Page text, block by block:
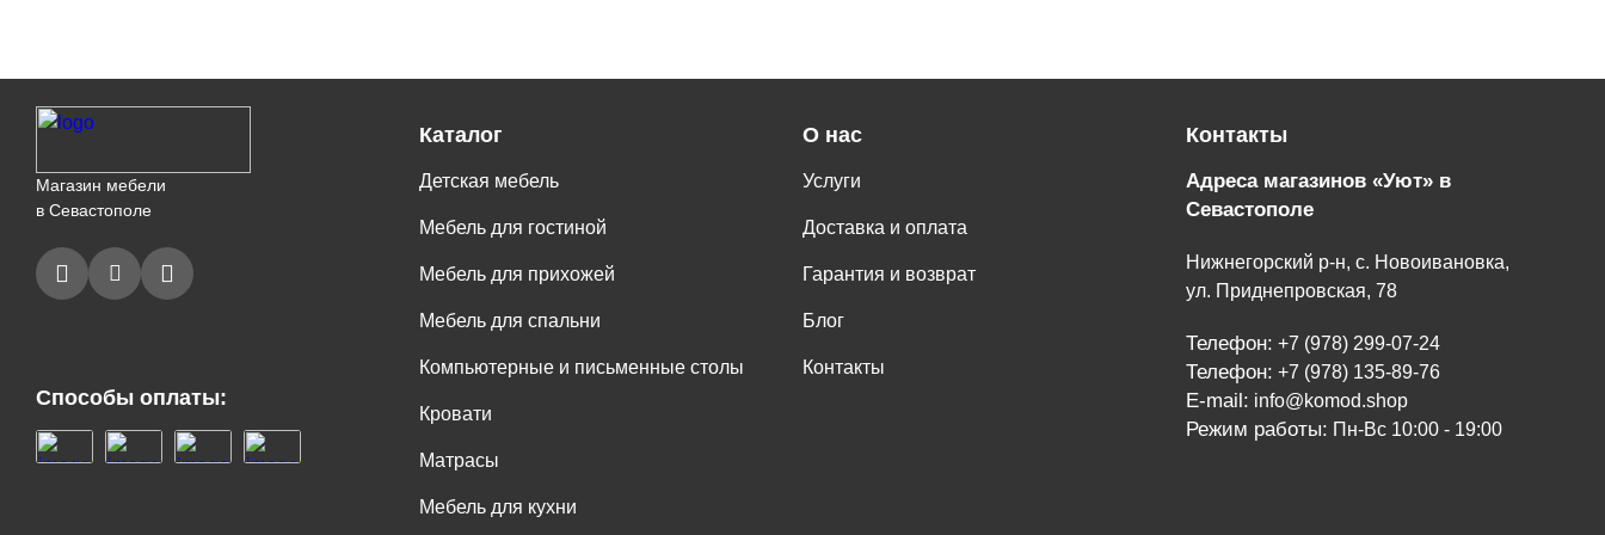
Магазин мебели
в Севастополе
Способы оплаты:
Каталог
Детская мебель
Мебель для гостиной
Мебель для прихожей
Мебель для спальни
Компьютерные и письменные столы
Кровати
Матрасы
Мебель для кухни
О нас
Услуги
Доставка и оплата
Гарантия и возврат
Блог
Контакты
Контакты
Адреса магазинов «Уют» в
Севастополе
Нижнегорский р-н, с. Новоивановка,
ул. Приднепровская, 78
Телефон: +7 (978) 299-07-24
Телефон: +7 (978) 135-89-76
E-mail: info@komod.shop
Режим работы: Пн-Вс 10:00 - 19:00